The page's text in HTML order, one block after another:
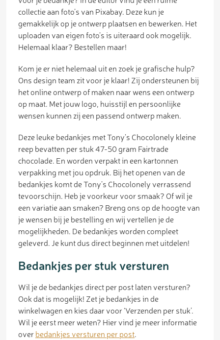
collectie aan foto’s van Pixabay. Deze kun je
gemakkelijk op je ontwerp plaatsen en bewerken. Het
uploaden van eigen foto’s is uiteraard ook mogelijk.
Helemaal klaar? Bestellen maar!
Kom je er niet helemaal uit en zoek je grafische hulp?
Ons design team zit voor je klaar! Zij ondersteunen bij
het online ontwerp of maken naar wens een ontwerp
op maat. Met jouw logo, huisstijl en persoonlijke
wensen kunnen zij een passend ontwerp maken.
Deze leuke bedankjes met Tony’s Chocolonely kleine
reep bevatten per stuk 47-50 gram Fairtrade
chocolade. En worden verpakt in een kartonnen
verpakking met jou opdruk. Bij het openen van de
bedankjes komt de Tony’s Chocolonely verrassend
tevoorschijn. Heb je voorkeur voor smaak? Of wil je
een variatie aan smaken? Breng ons op de hoogte van
je wensen bij je bestelling en wij vertellen je de
mogelijkheden. De bedankjes worden compleet
geleverd. Je kunt dus direct beginnen met uitdelen!
Bedankjes per stuk versturen
Wil je de bedankjes direct per post laten versturen?
Ook dat is mogelijk! Zet je bedankjes in de
winkelwagen en kies daar voor ‘Verzenden per stuk’.
Wil je eerst meer weten? Hier vind je meer informatie
over bedankjes versturen per post.